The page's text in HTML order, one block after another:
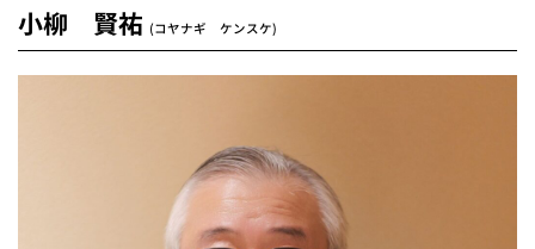
小柳 賢祐 (コヤナギ ケンスケ)